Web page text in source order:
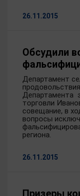
26.11.2015
Обсудили
Департамент
Департамента
торговли
совещание, в
вопросы
региона.
26.11.2015
Призеры